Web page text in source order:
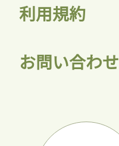
利用規約
お問い合わせ